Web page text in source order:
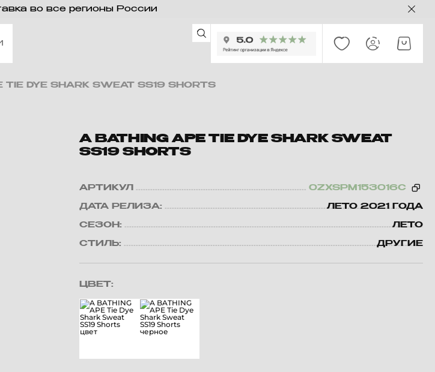
во все регионы России
TIE DYE SHARK SWEAT SS19 SHORTS
A BATHING APE TIE DYE SHARK SWEAT
SS19 SHORTS
АРТИКУЛ 0ZXSPM153016C
ДАТА РЕЛИЗА: ЛЕТО 2021 ГОДА
СЕЗОН: ЛЕТО
СТИЛЬ: ДРУГИЕ
ЦВЕТ: